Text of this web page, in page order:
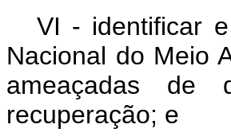
VI - identificar
Nacional do Meio
ameaçadas de
recuperação; e